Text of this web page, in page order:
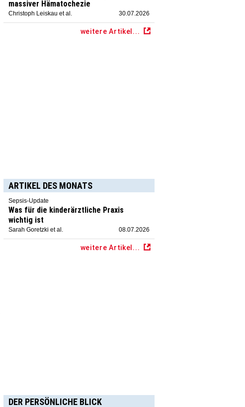
massiver Hämatochezie
Christoph Leiskau et al. 30.07.2026
weitere Artikel...
ARTIKEL DES MONATS
Sepsis-Update
Was für die kinderärztliche Praxis
wichtig ist
Sarah Goretzki et al. 08.07.2026
weitere Artikel...
DER PERSÖNLICHE BLICK